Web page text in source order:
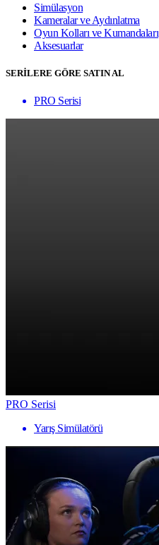
Simülasyon
Kameralar ve Aydınlatma
Oyun Kolları ve Kumandaları
Aksesuarlar
SERİLERE GÖRE SATIN AL
PRO Serisi
PRO Serisi
Yarış Simülatörü